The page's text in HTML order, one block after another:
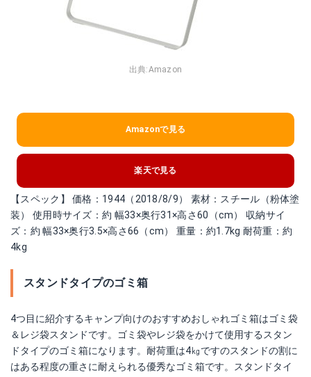
出典:Amazon
Amazonで見る
楽天で見る
【スペック】 価格：1944（2018/8/9） 素材：スチール（粉体塗
装） 使用時サイズ：約 幅33×奥行31×高さ60（cm） 収納サイ
ズ：約 幅33×奥行3.5×高さ66（cm） 重量：約1.7kg 耐荷重：約
4kg
スタンドタイプのゴミ箱
4つ目に紹介するキャンプ向けのおすすめおしゃれゴミ箱はゴミ袋
＆レジ袋スタンドです。ゴミ袋やレジ袋をかけて使用するスタン
ドタイプのゴミ箱になります。耐荷重は4㎏ですのスタンドの割に
はある程度の重さに耐えられる優秀なゴミ箱です。スタンドタイ